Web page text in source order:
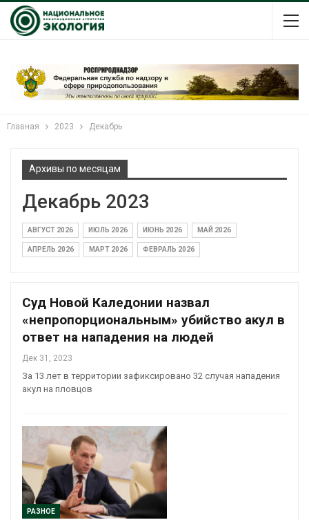
Главная 2023 Декабрь
Архивы по месяцам
Декабрь 2023
АВГУСТ 2026 ИЮЛЬ 2026 ИЮНЬ 2026 МАЙ 2026
АПРЕЛЬ 2026 МАРТ 2026 ФЕВРАЛЬ 2026
Суд Новой Каледонии назвал
«непропорциональным» убийство акул в
ответ на нападения на людей
Дек 31, 2023
За 13 лет в территории зафиксировано 32 случая нападения
акул на пловцов
РАЗНОЕ